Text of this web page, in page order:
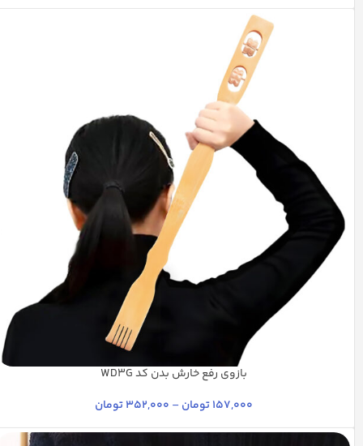
راش روشنشیریفندقی
بازوی رفع خارش بدن کد WD3G
157,000 تومان –
352,000 تومان